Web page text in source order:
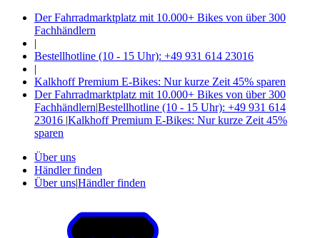
Der Fahrradmarktplatz mit 10.000+ Bikes von über 300
Fachhändlern
|
Bestellhotline (10 - 15 Uhr): +49 931 614 23016
|
Kalkhoff Premium E-Bikes: Nur kurze Zeit 45% sparen
Der Fahrradmarktplatz mit 10.000+ Bikes von über 300
Fachhändlern|Bestellhotline (10 - 15 Uhr): +49 931 614
23016 |Kalkhoff Premium E-Bikes: Nur kurze Zeit 45%
sparen
Über uns
Händler finden
Über uns|Händler finden